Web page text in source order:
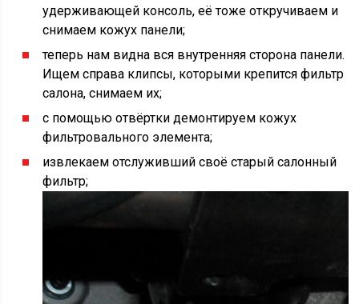
удерживающей консоль, её тоже откручиваем и
снимаем кожух панели;
теперь нам видна вся внутренняя сторона панели.
Ищем справа клипсы, которыми крепится фильтр
салона, снимаем их;
с помощью отвёртки демонтируем кожух
фильтровального элемента;
извлекаем отслуживший своё старый салонный
фильтр;